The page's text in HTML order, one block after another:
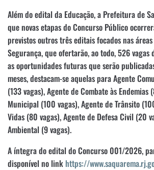
Além do edital da Educação, a Prefeitura de
que novas etapas do Concurso Público
previstos outros três editais focados nas
Segurança, que ofertarão, ao todo, 526 vagas
as oportunidades futuras que serão
meses, destacam-se aquelas para Agente
(133 vagas), Agente de Combate às Endemias
Municipal (100 vagas), Agente de Trânsito
Vidas (80 vagas), Agente de Defesa Civil (20
Ambiental (9 vagas).
A íntegra do edital do Concurso 001/2026,
disponível no link https://